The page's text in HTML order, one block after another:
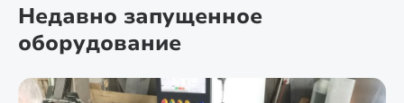
Недавно запущенное
оборудование